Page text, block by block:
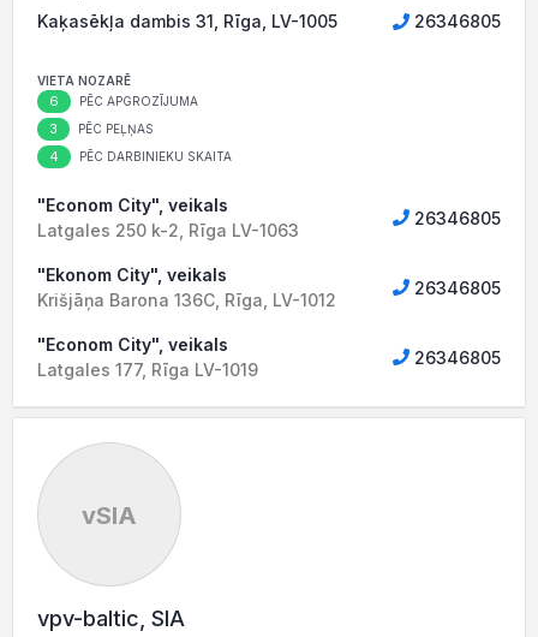
Kaķasēkļa dambis 31, Rīga, LV-1005 26346805
VIETA NOZARĒ
6 PĒC APGROZĪJUMA
3 PĒC PEĻŅAS
4 PĒC DARBINIEKU SKAITA
"Econom City", veikals
Latgales 250 k-2, Rīga LV-1063
26346805
"Ekonom City", veikals
Krišjāņa Barona 136C, Rīga, LV-1012
26346805
"Econom City", veikals
Latgales 177, Rīga LV-1019
26346805
vSIA
vpv-baltic, SIA